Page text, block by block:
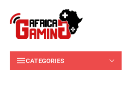
CATEGORIES